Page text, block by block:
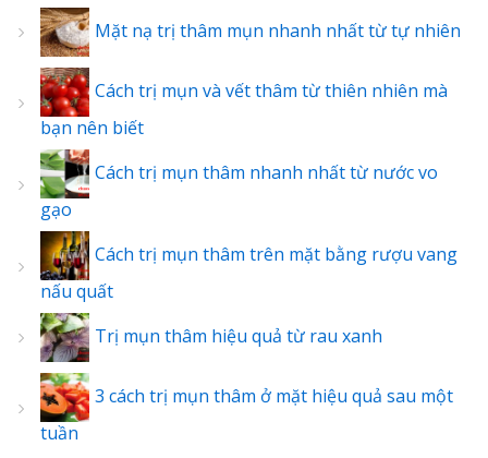
Mặt nạ trị thâm mụn nhanh nhất từ tự nhiên
Cách trị mụn và vết thâm từ thiên nhiên mà
bạn nên biết
Cách trị mụn thâm nhanh nhất từ nước vo
gạo
Cách trị mụn thâm trên mặt bằng rượu vang
nấu quất
Trị mụn thâm hiệu quả từ rau xanh
3 cách trị mụn thâm ở mặt hiệu quả sau một
tuần